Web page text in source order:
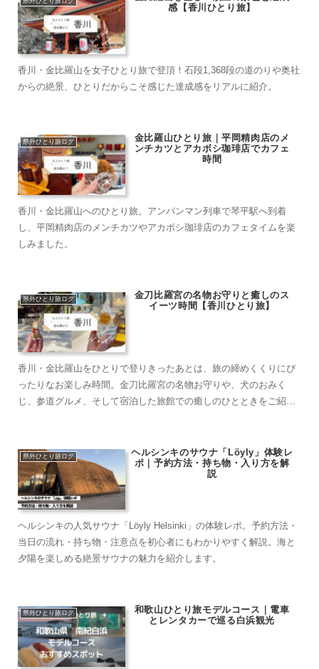
感【香川ひとり旅】
香川・金比羅山を女子ひとり旅で登頂！石段1,368段の道のりや奥社
からの絶景、ひとりだからこそ感じた達成感をリアルに紹介。
県外ひとり旅ログ
金比羅山ひとり旅｜平岡精肉店のメ
ンチカツとアカボシ珈琲店でカフェ
時間
香川・金比羅山へのひとり旅。アンパンマン列車で琴平駅へ到着
し、平岡精肉店のメンチカツやアカボシ珈琲店のカフェタイムを楽
しみました。
県外ひとり旅ログ
金刀比羅宮の名物お守りと癒しのス
イーツ時間【香川ひとり旅】
香川・金比羅山をひとりで登りきったあとは、旅の締めくくりにぴ
ったりなお楽しみ時間。金刀比羅宮の名物お守りや、犬のおみく
じ、参道グルメ、そして宿泊した旅館での癒しのひとときをご紹介
県外ひとり旅ログ
ヘルシンキのサウナ「Löyly」体験レ
ポ｜予約方法・持ち物・入り方を解
説
ヘルシンキの人気サウナ「Löyly Helsinki」の体験レポ。予約方法・
当日の流れ・持ち物・注意点を初心者にもわかりやすく解説。海と
夕陽を楽しめる絶景サウナの魅力を紹介します。
県外ひとり旅ログ
和歌山ひとり旅モデルコース｜電車
とレンタカーで巡る白浜観光